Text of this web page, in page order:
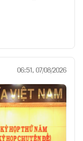
06:51, 07/08/2026